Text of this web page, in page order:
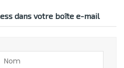
dans votre boîte e-mail